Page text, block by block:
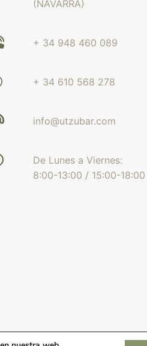
(NAVARRA)
+ 34 948 460 089
+ 34 610 568 278
info@utzubar.com
De Lunes a Viernes:
8:00-13:00 / 15:00-18:00